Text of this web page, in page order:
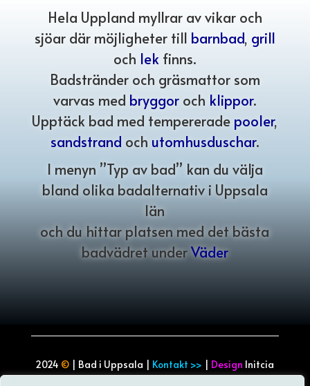
Hela Uppland myllrar av vikar och
sjöar där möjligheter till barnbad, grill
och lek finns.
Badstränder och gräsmattor som
varvas med bryggor och klippor.
Upptäck bad med tempererade pooler,
sandstrand och utomhusduschar.
I menyn ”Typ av bad” kan du välja
bland olika badalternativ i Uppsala
län
och du hittar platsen med det bästa
badvädret underVäder
2024 © | Bad i Uppsala | Kontakt >> | Design Initcia
Uppsala